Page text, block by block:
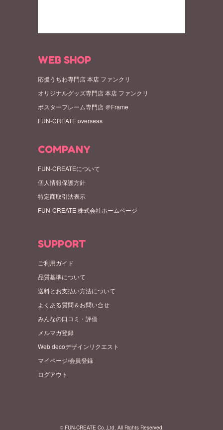
WEB SHOP
応援うちわ専門店 本店 ファンクリ
オリジナルグッズ専門店 本店 ファンクリ
ポスターフレーム専門店 ＠Frame
FUN-CREATE overseas
COMPANY
FUN-CREATEについて
個人情報保護方針
特定商取引法表示
FUN-CREATE 株式会社ホームページ
SUPPORT
ご利用ガイド
品質基準について
送料とお支払い方法について
よくある質問＆お問い合せ
みんなの口コミ・評価
メルマガ登録
Web decoデザインリクエスト
マイページ/会員登録
ログアウト
© FUN-CREATE Co.,Ltd. All Rights Reserved.